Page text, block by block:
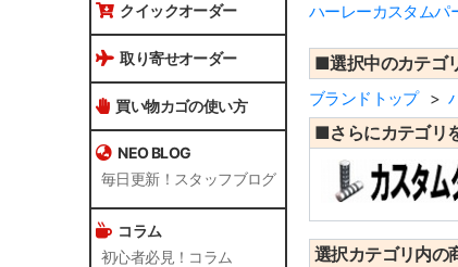
クイックオーダー
取り寄せオーダー
買い物カゴの使い方
NEO BLOG
毎日更新！スタッフブログ
コラム
初心者必見！コラム
ハーレーカスタムパ
■選択中のカテゴ
ブランドトップ
■さらにカテゴリ
選択カテゴリ内の